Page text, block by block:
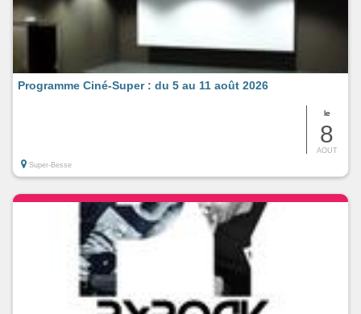
le
8
AOUT
Programme Ciné-Super : du 5 au 11 août 2026
Super-Besse